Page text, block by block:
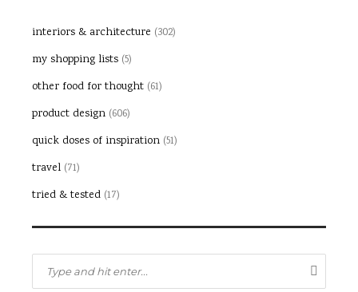
interiors & architecture (302)
my shopping lists (5)
other food for thought (61)
product design (606)
quick doses of inspiration (51)
travel (71)
tried & tested (17)